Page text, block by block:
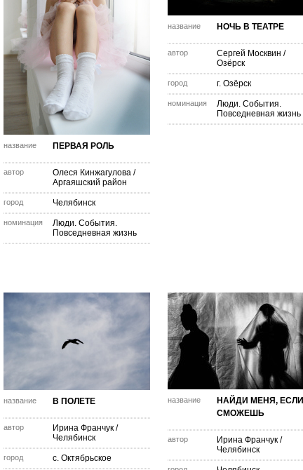
название ПЕРВАЯ РОЛЬ
автор Олеся Кинжагулова /
Аргаяшский район
город Челябинск
номинация
Люди. События.
Повседневная жизнь
название НОЧЬ В ТЕАТРЕ
автор Сергей Москвин /
Озёрск
город г. Озёрск
номинация
Люди. События.
Повседневная жизнь
название В ПОЛЕТЕ
автор Ирина Франчук /
Челябинск
город с. Октябрьское
название
НАЙДИ МЕНЯ, ЕСЛИ
СМОЖЕШЬ
автор Ирина Франчук /
Челябинск